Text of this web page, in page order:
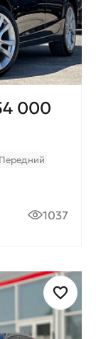
000
Передний
1037